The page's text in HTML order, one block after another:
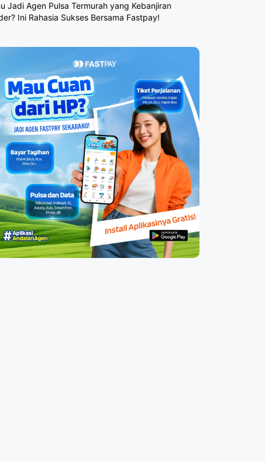
Jadi Agen Pulsa Termurah yang Kebanjiran
Ini Rahasia Sukses Bersama Fastpay!